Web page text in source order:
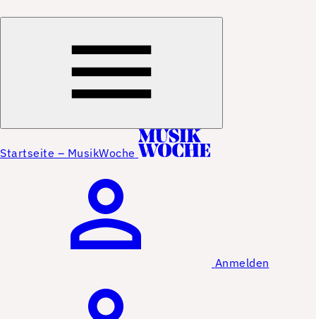
Startseite – MusikWoche
Anmelden